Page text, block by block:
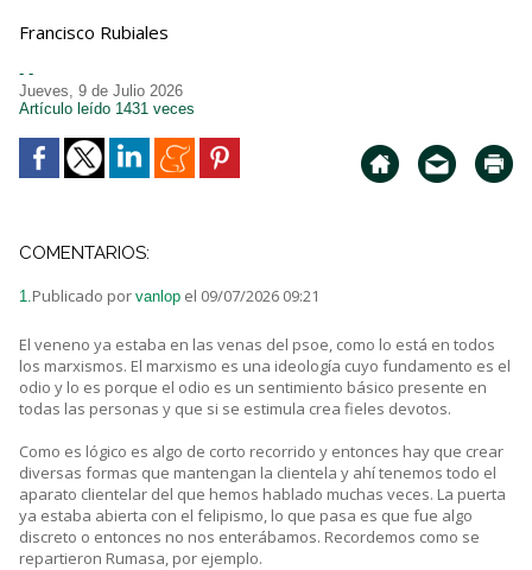
Francisco Rubiales
- -
Jueves, 9 de Julio 2026
Artículo leído 1431 veces
COMENTARIOS:
1. Publicado por vanlop el 09/07/2026 09:21
El veneno ya estaba en las venas del psoe, como lo está en todos
los marxismos. El marxismo es una ideología cuyo fundamento es el
odio y lo es porque el odio es un sentimiento básico presente en
todas las personas y que si se estimula crea fieles devotos.
Como es lógico es algo de corto recorrido y entonces hay que crear
diversas formas que mantengan la clientela y ahí tenemos todo el
aparato clientelar del que hemos hablado muchas veces. La puerta
ya estaba abierta con el felipismo, lo que pasa es que fue algo
discreto o entonces no nos enterábamos. Recordemos como se
repartieron Rumasa, por ejemplo.